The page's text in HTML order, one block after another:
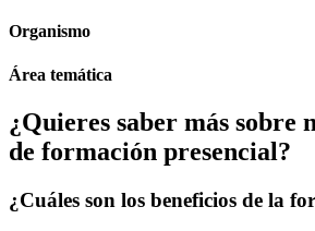
Organismo
Área temática
¿Quieres saber más sobre
de formación presencial?
¿Cuáles son los beneficios de la